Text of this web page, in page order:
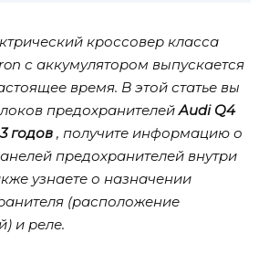
кроссовер класса
с аккумулятором выпускается
время. В этой статье вы
предохранителейAudi Q4
годов , получите информацию о
предохранителей внутри
узнаете о назначении
(расположение
и реле.